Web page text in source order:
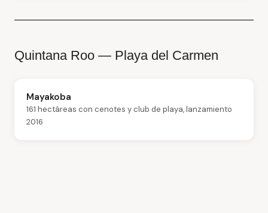
Quintana Roo — Playa del Carmen
Mayakoba
161 hectáreas con cenotes y club de playa, lanzamiento
2016